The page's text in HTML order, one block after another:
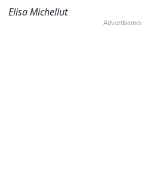
Elisa Michellut